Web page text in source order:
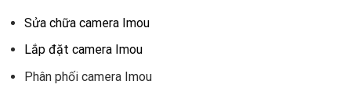
Sửa chữa camera Imou
Lắp đặt camera Imou
Phân phối camera Imou